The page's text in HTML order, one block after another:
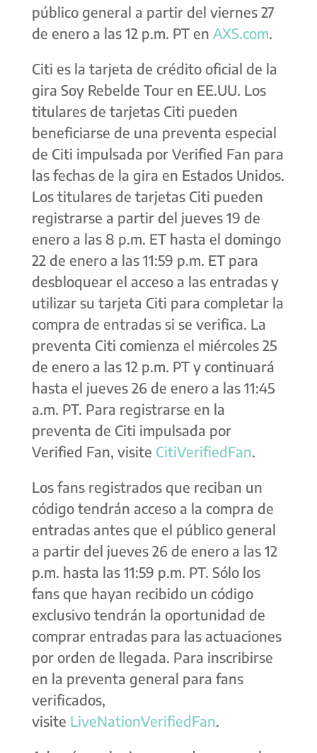
público general a partir del viernes 27
de enero a las 12 p.m. PT en AXS.com.
Citi es la tarjeta de crédito oficial de la
gira Soy Rebelde Tour en EE.UU. Los
titulares de tarjetas Citi pueden
beneficiarse de una preventa especial
de Citi impulsada por Verified Fan para
las fechas de la gira en Estados Unidos.
Los titulares de tarjetas Citi pueden
registrarse a partir del jueves 19 de
enero a las 8 p.m. ET hasta el domingo
22 de enero a las 11:59 p.m. ET para
desbloquear el acceso a las entradas y
utilizar su tarjeta Citi para completar la
compra de entradas si se verifica. La
preventa Citi comienza el miércoles 25
de enero a las 12 p.m. PT y continuará
hasta el jueves 26 de enero a las 11:45
a.m. PT. Para registrarse en la
preventa de Citi impulsada por
Verified Fan, visite CitiVerifiedFan.
Los fans registrados que reciban un
código tendrán acceso a la compra de
entradas antes que el público general
a partir del jueves 26 de enero a las 12
p.m. hasta las 11:59 p.m. PT. Sólo los
fans que hayan recibido un código
exclusivo tendrán la oportunidad de
comprar entradas para las actuaciones
por orden de llegada. Para inscribirse
en la preventa general para fans
verificados,
visite LiveNationVerifiedFan.